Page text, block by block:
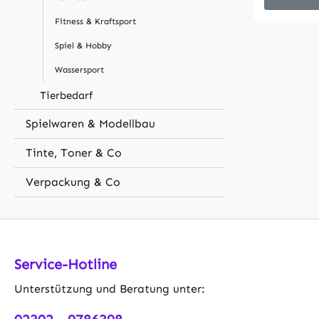
Fitness & Kraftsport
Spiel & Hobby
Wassersport
Tierbedarf
Spielwaren & Modellbau
Tinte, Toner & Co
Verpackung & Co
viel Platz
Griff der
oder
trägt bis
Service-Hotline
Unterstützung und Beratung unter: